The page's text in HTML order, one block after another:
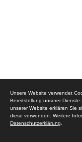
Unsere Website verwendet
Bereitstellung unserer
unserer Website erklären Sie
diese verwenden. Weitere
Datenschutzerklärung